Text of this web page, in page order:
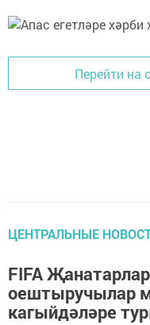
Перейти на
ЦЕНТРАЛЬНЫЕ
FIFA
оештыручылар
кагыйдәләре